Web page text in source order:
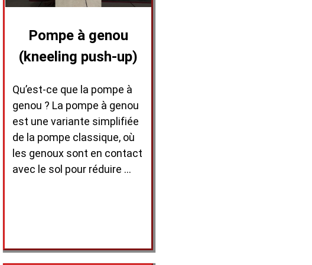
Pompe à genou
(kneeling push-up)
Qu’est-ce que la pompe à
genou ? La pompe à genou
est une variante simplifiée
de la pompe classique, où
les genoux sont en contact
avec le sol pour réduire …